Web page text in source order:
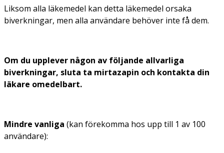
Liksom alla läkemedel kan detta läkemedel orsaka
biverkningar, men alla användare behöver inte få dem.
Om du upplever någon av följande allvarliga
biverkningar, sluta ta mirtazapin och kontakta din
läkare omedelbart.
Mindre vanliga (kan förekomma hos upp till 1 av 100
användare):